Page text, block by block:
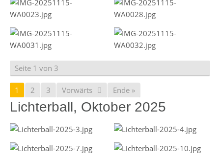
Seite 1 von 3
1 2 3 Vorwärts Ende »
Lichterball, Oktober 2025